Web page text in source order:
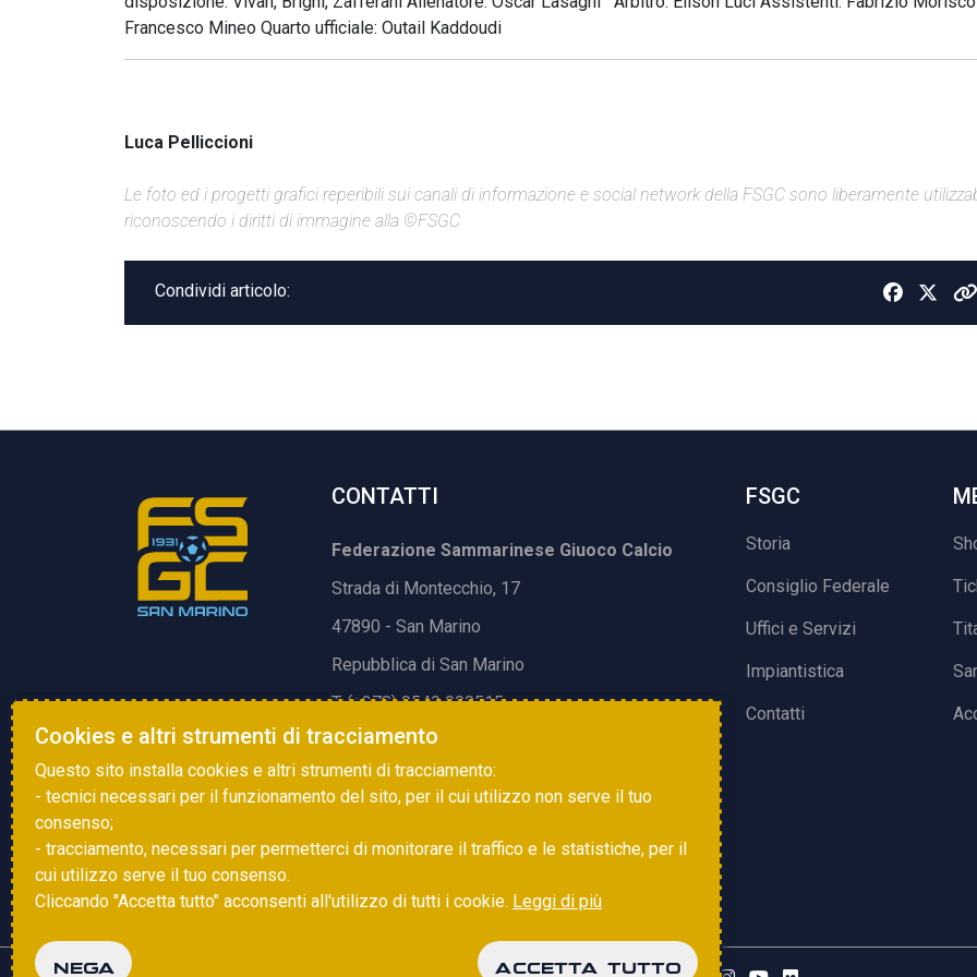
Francesco Mineo Quarto ufficiale: Outail Kaddoudi
Luca Pelliccioni
Le foto ed i progetti grafici reperibili sui canali di informazione e social network della FSGC sono liberamente
riconoscendo i diritti di immagine alla ©FSGC
Condividi articolo:
CONTATTI
Federazione Sammarinese Giuoco Calcio
Strada di Montecchio, 17
47890 - San Marino
Repubblica di San Marino
T. (+378) 0549 990515
E.info@fsgc.sm
FSGC
Storia
Consiglio Federale
Uffici e Servizi
Impiantistica
Contatti
Cookies e altri strumenti di tracciamento
Questo sito installa cookies e altri strumenti di tracciamento:
- tecnici necessari per il funzionamento del sito, per il cui utilizzo non serve il tuo
consenso;
- tracciamento, necessari per permetterci di monitorare il traffico e le statistiche, per il
cui utilizzo serve il tuo consenso.
Cliccando "Accetta tutto" acconsenti all'utilizzo di tutti i cookie. Leggi di più
NEGA ACCETTA TUTTO